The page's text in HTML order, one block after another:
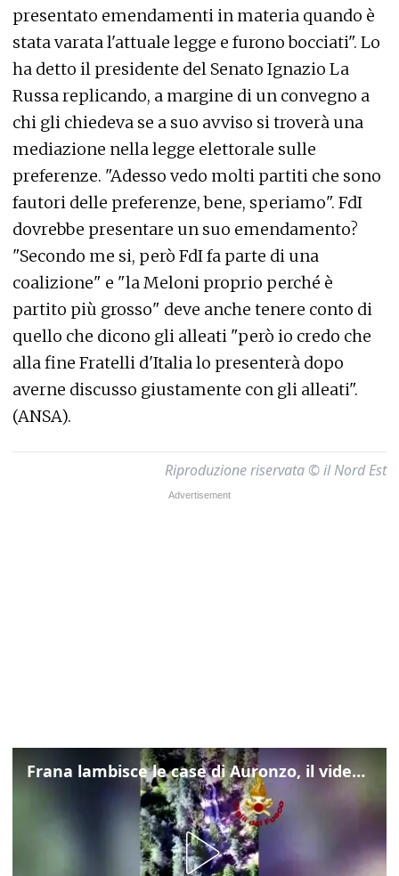
presentato emendamenti in materia quando è
stata varata l'attuale legge e furono bocciati". Lo
ha detto il presidente del Senato Ignazio La
Russa replicando, a margine di un convegno a
chi gli chiedeva se a suo avviso si troverà una
mediazione nella legge elettorale sulle
preferenze. "Adesso vedo molti partiti che sono
fautori delle preferenze, bene, speriamo". FdI
dovrebbe presentare un suo emendamento?
"Secondo me si, però FdI fa parte di una
coalizione" e "la Meloni proprio perché è
partito più grosso" deve anche tenere conto di
quello che dicono gli alleati "però io credo che
alla fine Fratelli d'Italia lo presenterà dopo
averne discusso giustamente con gli alleati".
(ANSA).
Riproduzione riservata © il Nord Est
Frana lambisce le case di Auronzo, il video dall'elicottero dei vigili del fuoco